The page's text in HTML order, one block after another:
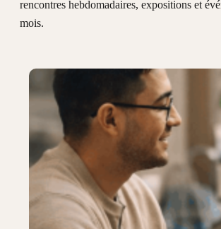
rencontres hebdomadaires, expositions et
mois.